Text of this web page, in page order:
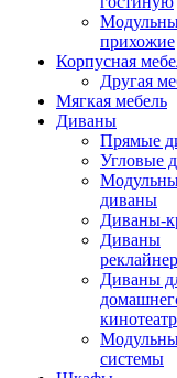
прихожие
Корпусная
Другая
Мягкая мебель
Диваны
Прямые
Угловые
диваны
Диваны-
Диваны
Диваны
системы